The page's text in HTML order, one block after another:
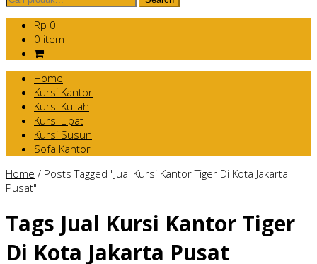
Rp 0
0 item
Home
Kursi Kantor
Kursi Kuliah
Kursi Lipat
Kursi Susun
Sofa Kantor
Home / Posts Tagged "Jual Kursi Kantor Tiger Di Kota Jakarta
Pusat"
Tags Jual Kursi Kantor Tiger
Di Kota Jakarta Pusat